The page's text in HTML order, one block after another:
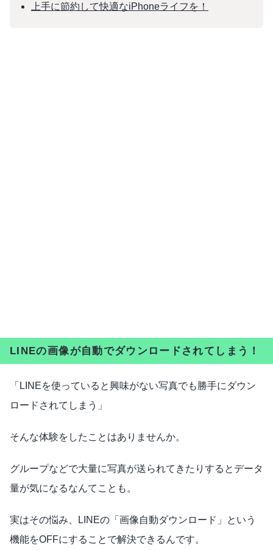
上手に節約して快適なiPhoneライフを！
LINEの画像が自動でダウンロードされてしまう！
「LINEを使っていると興味がない写真でも勝手にダウン
ロードされてしまう」
そんな体験をしたことはありませんか。
グループなどで大量に写真が送られてきたりするとデータ
量が気になるなんてことも。
実はその悩み、LINEの「画像自動ダウンロード」という
機能をOFFにすることで解決できるんです。